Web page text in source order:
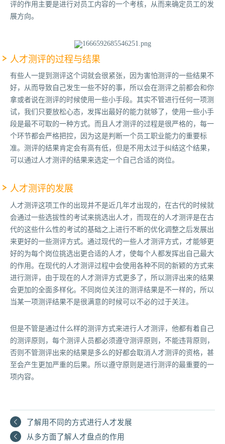
评的作用主要是进行对员工内容的一个考核，从而来确定员工的发
展方向。
人才测评的过程与结果
有些人一提到测评这个词就会很紧张，因为害怕测评的一些结果不
好，从而导致自己发生一些不好的事，所以会在测评之前都会和你
拿或者说在测评的时候使用一些小手段。其实不管进行任何一项测
试，我们只要放松心态，发挥出最好的能力就够了，使用一些小手
段是最不可取的一种方式。而且人才测评的过程是很严格的，每一
个环节都会严格把控，因为这是判断一个员工职业能力的重要标
准。测评的结果肯定会有高有低，但是不用太过于纠结这个结果，
可以通过人才测评的结果来选定一个自己合适的岗位。
人才测评的发展
人才测评这项工作的出现并不是近几年才出现的，在古代的时候就
会通过一些选拔性的考试来挑选出人才，而现在的人才测评是在古
代的这些什么性的考试的基础之上进行不断的优化调整之后发展出
来更好的一些测评方式。通过现代的一些人才测评方式，才能够更
好的为每个岗位挑选出更合适的人才，使每个人都发挥出自己最大
的作用。在现代的人才测评过程中会使用各种不同的新颖的方式来
进行测评，由于现在的人才测评方式更多了，所以测评出来的结果
会更加的全面多样化。不同岗位关注的测评结果是不一样的，所以
当某一项测评结果不是很满意的时候可以不必的过于关注。
但是不管是通过什么样的测评方式来进行人才测评，他都有着自己
的测评原则，每个测评人员都必须遵守测评原则，不能违背原则，
否则不管测评出来的结果是多么的好都会取消人才测评的资格，甚
至会产生更加严重的后果。所以遵守原则是进行测评的最重要的一
项内容。
了解用不同的方式进行人才发展
从多方面了解人才盘点的作用